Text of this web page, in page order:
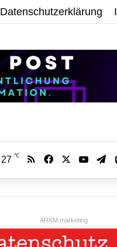
Datenschutzerklärung
27 ℃ RSS Facebook
ARKM.marketing